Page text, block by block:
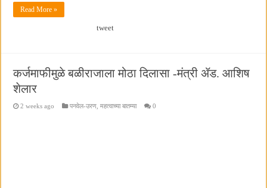
Read More »
tweet
कर्जमाफीमुळे बळीराजाला मोठा दिलासा -मंत्री ॲड. आशिष
शेलार
2 weeks ago पनवेल-उरण ,महत्वाच्या बातम्या 0